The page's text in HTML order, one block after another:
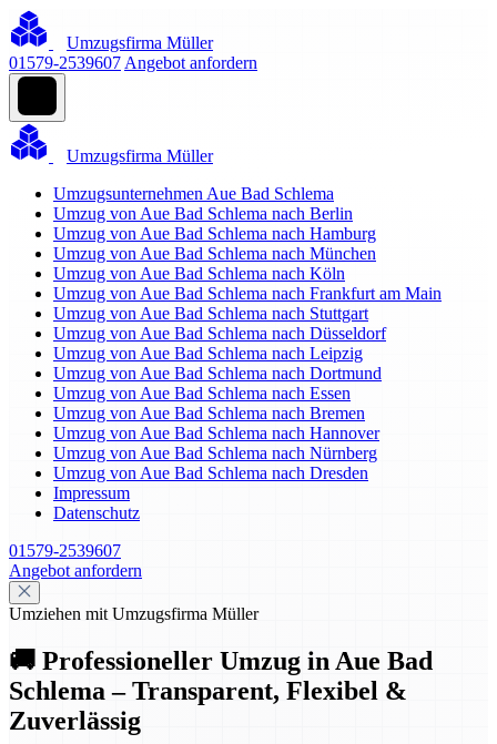
Umzugsfirma Müller
01579-2539607 Angebot anfordern
Umzugsfirma Müller
Umzugsunternehmen Aue Bad Schlema
Umzug von Aue Bad Schlema nach Berlin
Umzug von Aue Bad Schlema nach Hamburg
Umzug von Aue Bad Schlema nach München
Umzug von Aue Bad Schlema nach Köln
Umzug von Aue Bad Schlema nach Frankfurt am Main
Umzug von Aue Bad Schlema nach Stuttgart
Umzug von Aue Bad Schlema nach Düsseldorf
Umzug von Aue Bad Schlema nach Leipzig
Umzug von Aue Bad Schlema nach Dortmund
Umzug von Aue Bad Schlema nach Essen
Umzug von Aue Bad Schlema nach Bremen
Umzug von Aue Bad Schlema nach Hannover
Umzug von Aue Bad Schlema nach Nürnberg
Umzug von Aue Bad Schlema nach Dresden
Impressum
Datenschutz
01579-2539607
Angebot anfordern
Umziehen mit Umzugsfirma Müller
🚚 Professioneller Umzug in Aue Bad
Schlema – Transparent, Flexibel &
Zuverlässig